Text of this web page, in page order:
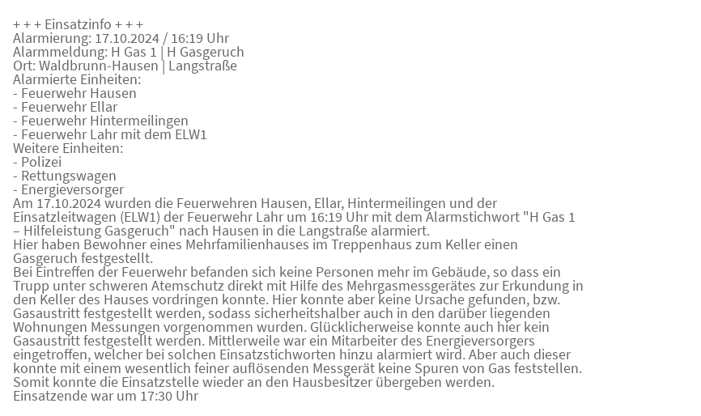
+ + + Einsatzinfo + + +
Alarmierung: 17.10.2024 / 16:19 Uhr
Alarmmeldung: H Gas 1 | H Gasgeruch
Ort: Waldbrunn-Hausen | Langstraße
Alarmierte Einheiten:
- Feuerwehr Hausen
- Feuerwehr Ellar
- Feuerwehr Hintermeilingen
- Feuerwehr Lahr mit dem ELW1
Weitere Einheiten:
- Polizei
- Rettungswagen
- Energieversorger
Am 17.10.2024 wurden die Feuerwehren Hausen, Ellar, Hintermeilingen und der
Einsatzleitwagen (ELW1) der Feuerwehr Lahr um 16:19 Uhr mit dem Alarmstichwort "H Gas 1
– Hilfeleistung Gasgeruch" nach Hausen in die Langstraße alarmiert.
Hier haben Bewohner eines Mehrfamilienhauses im Treppenhaus zum Keller einen
Gasgeruch festgestellt.
Bei Eintreffen der Feuerwehr befanden sich keine Personen mehr im Gebäude, so dass ein
Trupp unter schweren Atemschutz direkt mit Hilfe des Mehrgasmessgerätes zur Erkundung in
den Keller des Hauses vordringen konnte. Hier konnte aber keine Ursache gefunden, bzw.
Gasaustritt festgestellt werden, sodass sicherheitshalber auch in den darüber liegenden
Wohnungen Messungen vorgenommen wurden. Glücklicherweise konnte auch hier kein
Gasaustritt festgestellt werden. Mittlerweile war ein Mitarbeiter des Energieversorgers
eingetroffen, welcher bei solchen Einsatzstichworten hinzu alarmiert wird. Aber auch dieser
konnte mit einem wesentlich feiner auflösenden Messgerät keine Spuren von Gas feststellen.
Somit konnte die Einsatzstelle wieder an den Hausbesitzer übergeben werden.
Einsatzende war um 17:30 Uhr